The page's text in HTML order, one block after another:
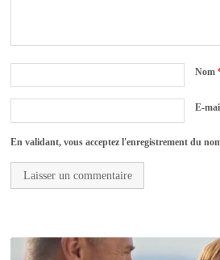
Nom
E-
En validant, vous acceptez l'enregistrement du